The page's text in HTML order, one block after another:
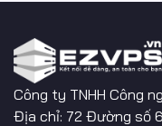
Công ty TNHH Công
Địa chỉ: 72 Đường số